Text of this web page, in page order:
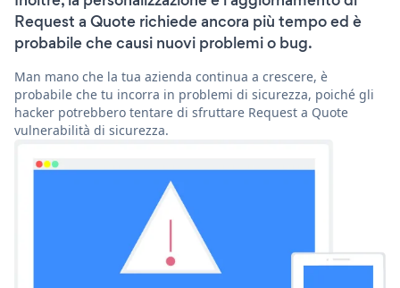
Request a Quote richiede ancora più tempo ed è
probabile che causi nuovi problemi o bug.
Man mano che la tua azienda continua a crescere, è
probabile che tu incorra in problemi di sicurezza, poiché gli
hacker potrebbero tentare di sfruttare Request a Quote
vulnerabilità di sicurezza.